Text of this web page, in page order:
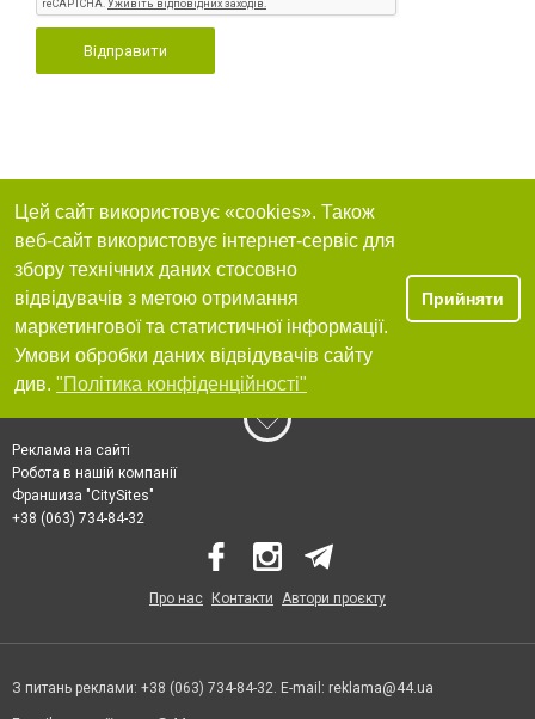
Відправити
Цей сайт використовує «cookies». Також
веб-сайт використовує інтернет-сервіс для
збору технічних даних стосовно
відвідувачів з метою отримання
маркетингової та статистичної інформації.
Умови обробки даних відвідувачів сайту
див. "Політика конфіденційності"
Прийняти
Реклама на сайті
Робота в нашій компанії
Франшиза "CitySites"
+38 (063) 734-84-32
Про нас Контакти Автори проєкту
З питань реклами: +38 (063) 734-84-32. E-mail: reklama@44.ua